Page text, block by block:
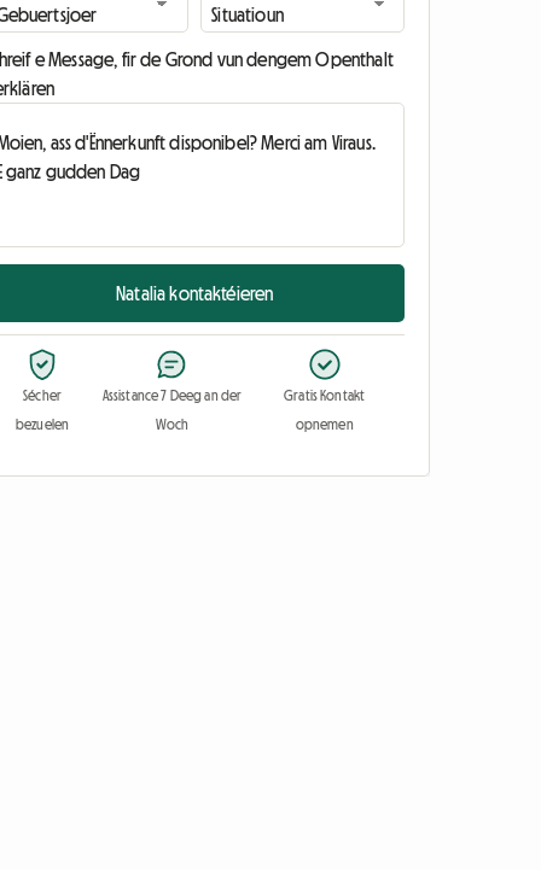
e Message, fir de Grond vun dengem Openthalt
Natalia kontaktéieren
Sécher
bezuelen
Assistance 7 Deeg an der
Woch
Gratis Kontakt
opnemen